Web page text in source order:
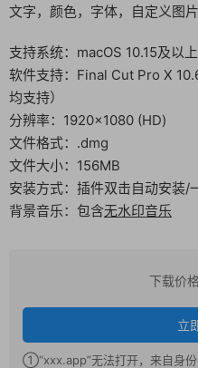
文字，颜色，字体，自定义图片
支持系统：macOS 10.15及以
软件支持：Final Cut Pro X
均支持）
分辨率：1920×1080 (HD)
文件格式：.dmg
文件大小：156MB
安装方式：插件双击自动安装/
背景音乐：包含无水印音乐
下载价
立
①“xxx.app”无法打开，来自身份